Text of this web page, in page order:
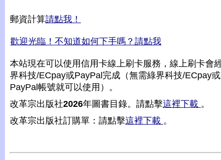
郵資計算請點我！
歡迎光臨！不知道如何下手嗎？請點我
本站現在可以使用信用卡線上刷卡服務，線上刷卡會
界科技/ECpay或PayPal完成（無需綠界科技/ECpay或
PayPal帳號就可以使用）。
改革宗出版社2026年圖書目錄。請點擊這裡下載 。
改革宗出版社訂購單：請點擊這裡下載 。